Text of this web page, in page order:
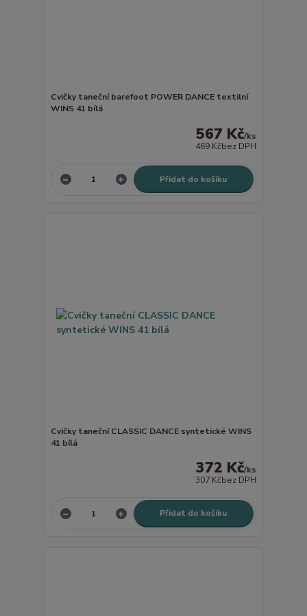
Cvičky taneční barefoot POWER DANCE textilní
WINS 41 bílá
567 Kč/ks
469 Kčbez DPH
Přidat do košíku
Cvičky taneční CLASSIC DANCE syntetické WINS
41 bílá
372 Kč/ks
307 Kčbez DPH
Přidat do košíku